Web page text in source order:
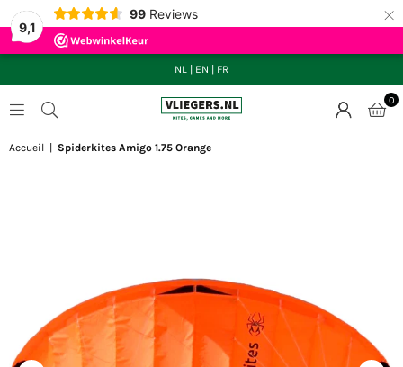
9,1
99 Reviews ×
NL EN FR
0
Accueil Spiderkites Amigo 1.75 Orange